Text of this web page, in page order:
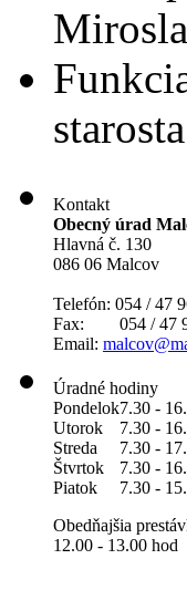
Kontakt
Obecný úrad
Hlavná č. 130
086 06 Malcov
Telefón: 054 / 47
Fax: 054 / 47
Email:
Úradné hodiny
Pondelok7.30 -
Utorok
7.30 -
Streda
7.30 -
Štvrtok
7.30 -
Piatok
7.30 -
Obedňajšia
12.00 - 13.00 hod